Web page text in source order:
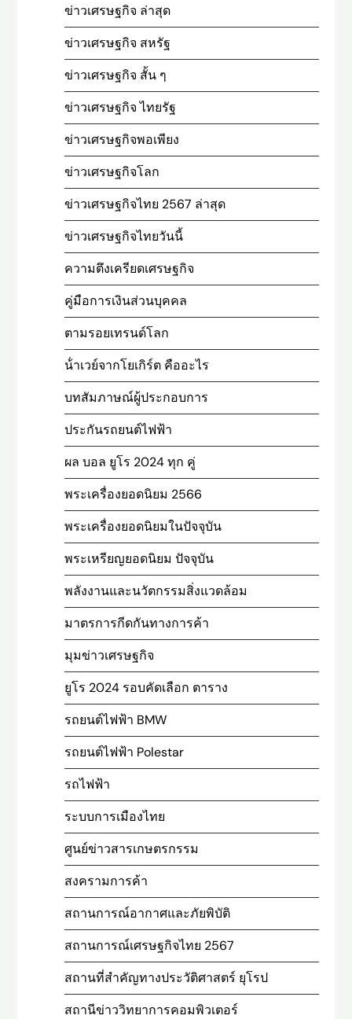
ข่าวเศรษฐกิจ ล่าสุด
ข่าวเศรษฐกิจ สหรัฐ
ข่าวเศรษฐกิจ สั้น ๆ
ข่าวเศรษฐกิจ ไทยรัฐ
ข่าวเศรษฐกิจพอเพียง
ข่าวเศรษฐกิจโลก
ข่าวเศรษฐกิจไทย 2567 ล่าสุด
ข่าวเศรษฐกิจไทยวันนี้
ความตึงเครียดเศรษฐกิจ
คู่มือการเงินส่วนบุคคล
ตามรอยเทรนด์โลก
น้ําเวย์จากโยเกิร์ต คืออะไร
บทสัมภาษณ์ผู้ประกอบการ
ประกันรถยนต์ไฟฟ้า
ผล บอล ยูโร 2024 ทุก คู่
พระเครื่องยอดนิยม 2566
พระเครื่องยอดนิยมในปัจจุบัน
พระเหรียญยอดนิยม ปัจจุบัน
พลังงานและนวัตกรรมสิ่งแวดล้อม
มาตรการกีดกันทางการค้า
มุมข่าวเศรษฐกิจ
ยูโร 2024 รอบคัดเลือก ตาราง
รถยนต์ไฟฟ้า BMW
รถยนต์ไฟฟ้า Polestar
รถไฟฟ้า
ระบบการเมืองไทย
ศูนย์ข่าวสารเกษตรกรรม
สงครามการค้า
สถานการณ์อากาศและภัยพิบัติ
สถานการณ์เศรษฐกิจไทย 2567
สถานที่สําคัญทางประวัติศาสตร์ ยุโรป
สถานีข่าววิทยาการคอมพิวเตอร์